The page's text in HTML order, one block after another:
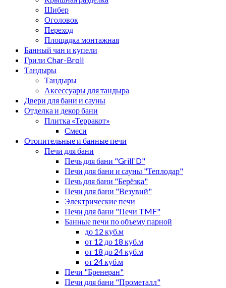
Шибер
Оголовок
Переход
Площадка монтажная
Банный чан и купели
Грили Char-Broil
Тандыры
Тандыры
Аксессуары для тандыра
Двери для бани и сауны
Отделка и декор бани
Плитка «Терракот»
Смеси
Отопительные и банные печи
Печи для бани
Печь для бани "Grill`D"
Печи для бани и сауны "Теплодар"
Печь для бани "Берёзка"
Печи для бани "Везувий"
Электрические печи
Печи для бани "Печи TMF"
Банные печи по объему парной
до 12 куб.м
от 12 до 18 куб.м
от 18 до 24 куб.м
от 24 куб.м
Печи "Бренеран"
Печи для бани "Прометалл"